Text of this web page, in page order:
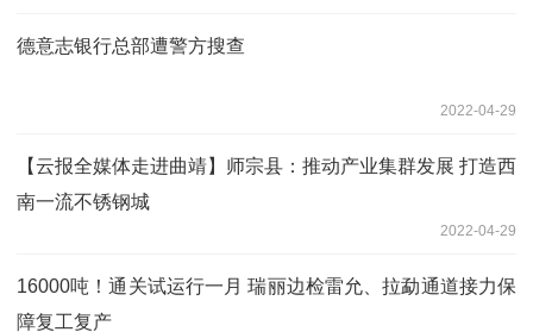
德意志银行总部遭警方搜查
2022-04-29
【云报全媒体走进曲靖】师宗县：推动产业集群发展 打造西
南一流不锈钢城
2022-04-29
16000吨！通关试运行一月 瑞丽边检雷允、拉勐通道接力保
障复工复产